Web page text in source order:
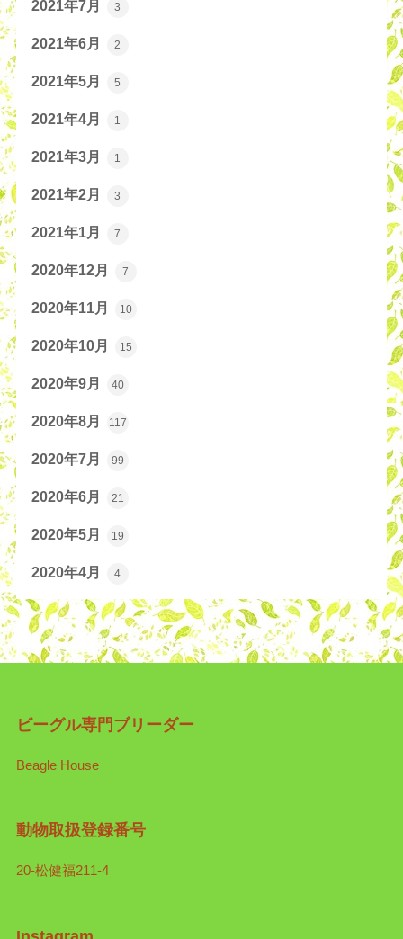
2021年7月 3
2021年6月 2
2021年5月 5
2021年4月 1
2021年3月 1
2021年2月 3
2021年1月 7
2020年12月 7
2020年11月 10
2020年10月 15
2020年9月 40
2020年8月 117
2020年7月 99
2020年6月 21
2020年5月 19
2020年4月 4
ビーグル専門ブリーダー
Beagle House
動物取扱登録番号
20-松健福211-4